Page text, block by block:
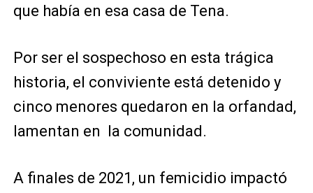
que había en esa casa de Tena.
Por ser el sospechoso en esta trágica
historia, el conviviente está detenido y
cinco menores quedaron en la orfandad,
lamentan en la comunidad.
A finales de 2021, un femicidio impactó